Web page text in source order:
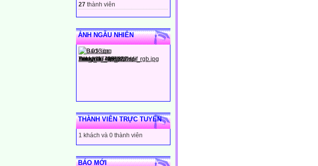
27 thành viên
ẢNH NGẪU NHIÊN
THÀNH VIÊN TRỰC TUYẾN
1 khách và 0 thành viên
BÁO MỚI